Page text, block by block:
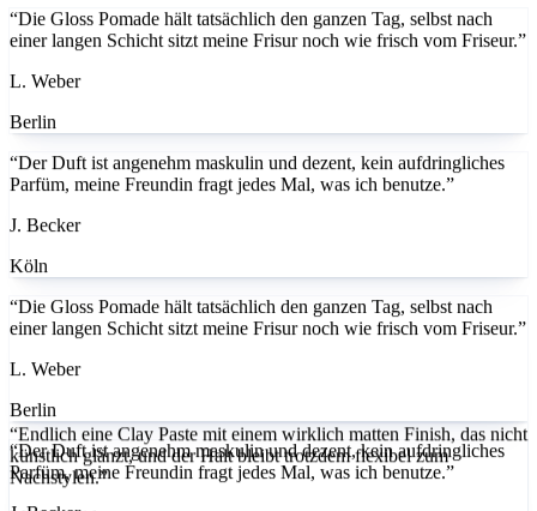
einer langen Schicht sitzt meine Frisur noch wie frisch vom Friseur.”
Parfüm, meine Freundin fragt jedes Mal, was ich benutze.”
einer langen Schicht sitzt meine Frisur noch wie frisch vom Friseur.”
“Der Duft ist angenehm maskulin und dezent, kein aufdringliches
Parfüm, meine Freundin fragt jedes Mal, was ich benutze.”
“Endlich eine Clay Paste mit einem wirklich matten Finish, das nicht
künstlich glänzt, und der Halt bleibt trotzdem flexibel zum
Nachstylen.”